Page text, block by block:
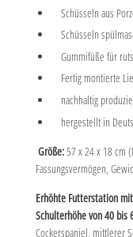
Schüsseln aus
Schüsseln
Gummifüße für
Fertig montierte
nachhaltig
hergestellt in
Größe:57 x 24 x 18 cm
Fassungsvermögen,
Erhöhte Futterstation
Schulterhöhe von 40 bis
Cockerspaniel, mittlerer